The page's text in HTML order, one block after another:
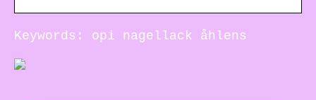
Keywords: opi nagellack åhlens